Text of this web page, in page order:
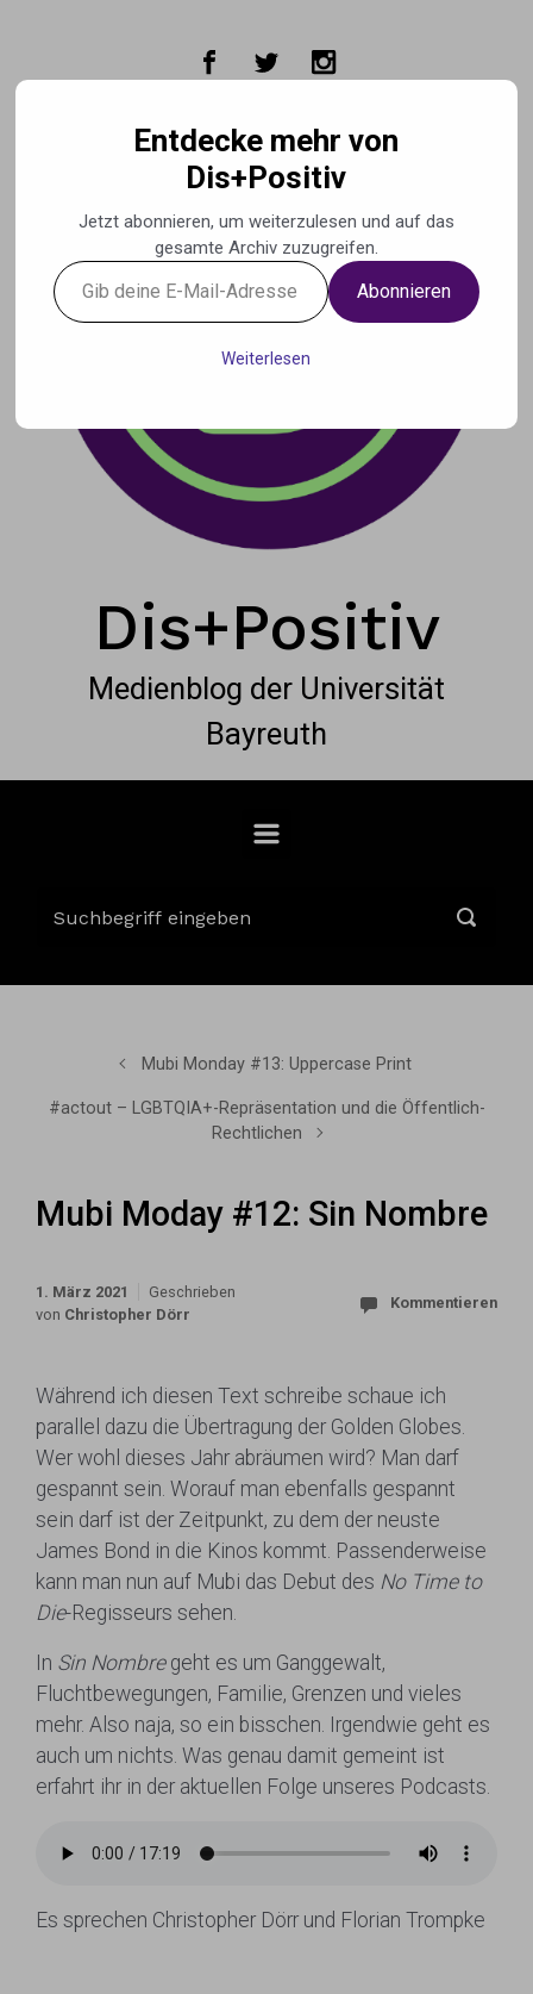
Dis+Positiv
Medienblog der Universität
Bayreuth
Mubi Monday #13: Uppercase Print
#actout – LGBTQIA+-Repräsentation und die Öffentlich-
Rechtlichen
Mubi Moday #12: Sin Nombre
1. März 2021
Geschrieben
von Christopher Dörr
Kommentieren
Während ich diesen Text schreibe schaue ich
parallel dazu die Übertragung der Golden Globes.
Wer wohl dieses Jahr abräumen wird? Man darf
gespannt sein. Worauf man ebenfalls gespannt
sein darf ist der Zeitpunkt, zu dem der neuste
James Bond in die Kinos kommt. Passenderweise
kann man nun auf Mubi das Debut des No Time to
Die-Regisseurs sehen.
In Sin Nombre geht es um Ganggewalt,
Fluchtbewegungen, Familie, Grenzen und vieles
mehr. Also naja, so ein bisschen. Irgendwie geht es
auch um nichts. Was genau damit gemeint ist
erfahrt ihr in der aktuellen Folge unseres Podcasts.
Es sprechen Christopher Dörr und Florian Trompke
Entdecke mehr von
Dis+Positiv
Jetzt abonnieren, um weiterzulesen und auf das
gesamte Archiv zuzugreifen.
Gib
deine
Abonnieren
Weiterlesen